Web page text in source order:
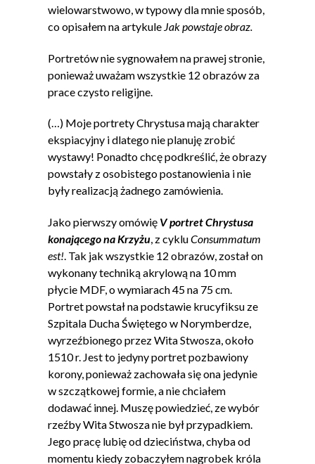
wielowarstwowo, w typowy dla mnie sposób,
co opisałem na artykule Jak powstaje obraz.
Portretów nie sygnowałem na prawej stronie,
ponieważ uważam wszystkie 12 obrazów za
prace czysto religijne.
(…) Moje portrety Chrystusa mają charakter
ekspiacyjny i dlatego nie planuję zrobić
wystawy! Ponadto chcę podkreślić, że obrazy
powstały z osobistego postanowienia i nie
były realizacją żadnego zamówienia.
Jako pierwszy omówię V portret Chrystusa
konającego na Krzyżu, z cykluConsummatum
est!. Tak jak wszystkie 12 obrazów, został on
wykonany techniką akrylową na 10 mm
płycie MDF, o wymiarach 45 na 75 cm.
Portret powstał na podstawie krucyfiksu ze
Szpitala Ducha Świętego w Norymberdze,
wyrzeźbionego przez Wita Stwosza, około
1510 r. Jest to jedyny portret pozbawiony
korony, ponieważ zachowała się ona jedynie
w szczątkowej formie, a nie chciałem
dodawać innej. Muszę powiedzieć, ze wybór
rzeźby Wita Stwosza nie był przypadkiem.
Jego pracę lubię od dzieciństwa, chyba od
momentu kiedy zobaczyłem nagrobek króla